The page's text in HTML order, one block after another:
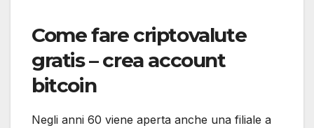
Come fare criptovalute
gratis – crea account
bitcoin
Negli anni 60 viene aperta anche una filiale a